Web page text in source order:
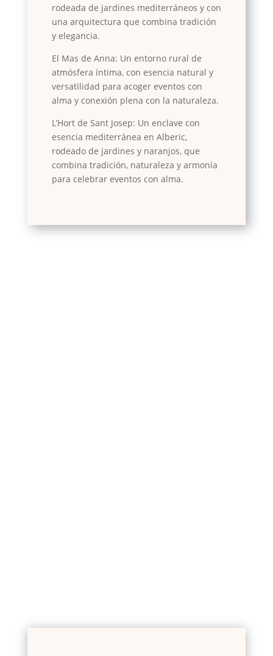
rodeada de jardines mediterráneos y con
una arquitectura que combina tradición
y elegancia.
El Mas de Anna: Un entorno rural de
atmósfera íntima, con esencia natural y
versatilidad para acoger eventos con
alma y conexión plena con la naturaleza.
L’Hort de Sant Josep: Un enclave con
esencia mediterránea en Alberic,
rodeado de jardines y naranjos, que
combina tradición, naturaleza y armonía
para celebrar eventos con alma.